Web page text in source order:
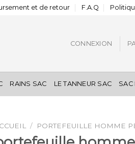
et de retour F.A.Q
CONNEXION
RAINS SAC LE TANNEUR SAC SAC
/ PORTEFEUILLE HOMME